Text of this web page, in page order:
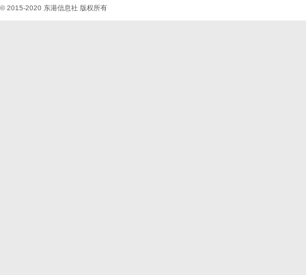
© 2015-2020 东港信息社 版权所有